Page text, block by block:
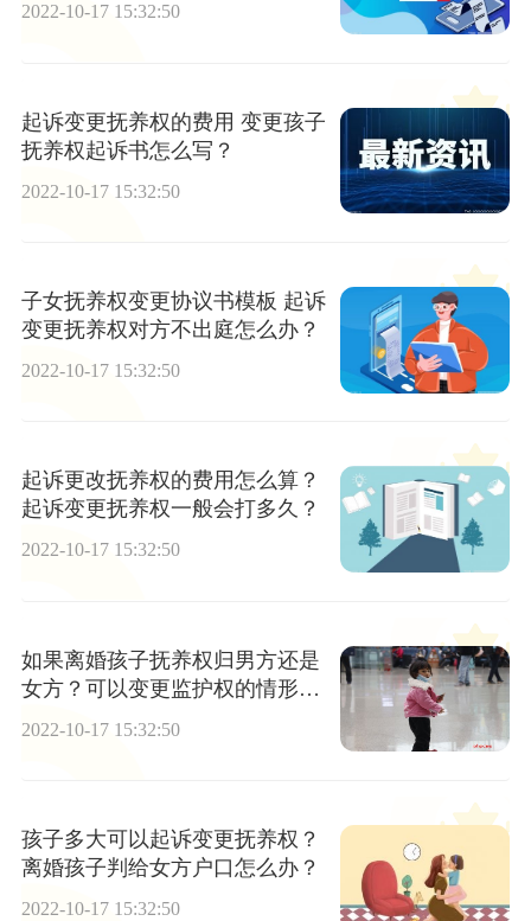
2022-10-17 15:32:50
起诉变更抚养权的费用 变更孩子
抚养权起诉书怎么写？
2022-10-17 15:32:50
子女抚养权变更协议书模板 起诉
变更抚养权对方不出庭怎么办？
2022-10-17 15:32:50
起诉更改抚养权的费用怎么算？
起诉变更抚养权一般会打多久？
2022-10-17 15:32:50
如果离婚孩子抚养权归男方还是
女方？可以变更监护权的情形有
2022-10-17 15:32:50
孩子多大可以起诉变更抚养权？
离婚孩子判给女方户口怎么办？
2022-10-17 15:32:50